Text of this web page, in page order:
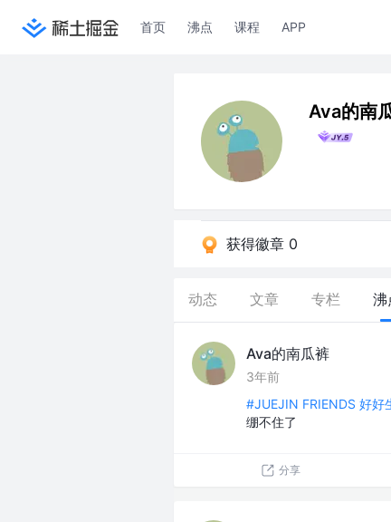
首页 沸点 课程 APP
Ava的南
获得徽章 0
动态 文章 专栏 沸
Ava的南瓜裤
3年前
#JUEJIN FRIENDS 好好
绷不住了
分享